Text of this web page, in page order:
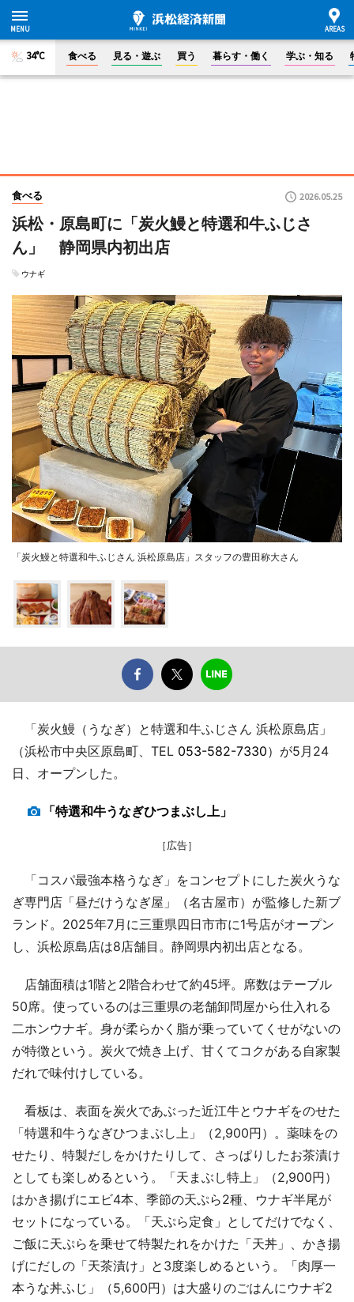
34°C 食べる 見る・遊ぶ 買う 暮らす・働く 学ぶ・知る
食べる 2026.05.25
浜松・原島町に「炭火鰻と特選和牛ふじさ
ん」 静岡県内初出店
ウナギ
「炭火鰻と特選和牛ふじさん 浜松原島店」スタッフの豊田称大さん
「炭火鰻（うなぎ）と特選和牛ふじさん 浜松原島店」
（浜松市中央区原島町、TEL 053-582-7330）が5月24
日、オープンした。
「特選和牛うなぎひつまぶし上」
［広告］
「コスパ最強本格うなぎ」をコンセプトにした炭火うな
ぎ専門店「昼だけうなぎ屋」（名古屋市）が監修した新ブ
ランド。2025年7月に三重県四日市市に1号店がオープン
し、浜松原島店は8店舗目。静岡県内初出店となる。
店舗面積は1階と2階合わせて約45坪。席数はテーブル
50席。使っているのは三重県の老舗卸問屋から仕入れる
二ホンウナギ。身が柔らかく脂が乗っていてくせがないの
が特徴という。炭火で焼き上げ、甘くてコクがある自家製
だれで味付けしている。
看板は、表面を炭火であぶった近江牛とウナギをのせた
「特選和牛うなぎひつまぶし上」（2,900円）。薬味をの
せたり、特製だしをかけたりして、さっぱりしたお茶漬け
としても楽しめるという。「天まぶし特上」（2,900円）
はかき揚げにエビ4本、季節の天ぷら2種、ウナギ半尾が
セットになっている。「天ぷら定食」としてだけでなく、
ご飯に天ぷらを乗せて特製たれをかけた「天丼」、かき揚
げにだしの「天茶漬け」と3度楽しめるという。「肉厚一
本うな丼ふじ」（5,600円）は大盛りのごはんにウナギ2